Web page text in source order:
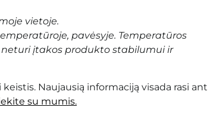
vietoje.
pavėsyje. Temperatūros
įtakos produkto stabilumui ir
Naujausią informaciją visada rasi ant
su mumis.